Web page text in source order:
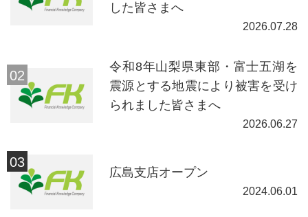
した皆さまへ
2026.07.28
令和8年山梨県東部・富士五湖を
震源とする地震により被害を受け
られました皆さまへ
2026.06.27
広島支店オープン
2024.06.01